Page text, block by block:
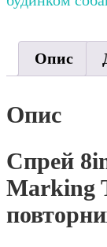
Опис
Опис
Спрей
Marking